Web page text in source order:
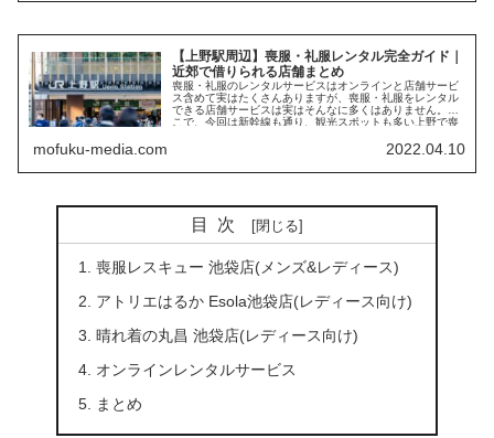
【上野駅周辺】喪服・礼服レンタル完全ガイド｜
近郊で借りられる店舗まとめ
喪服・礼服のレンタルサービスはオンラインと店舗サービ
ス含めて実はたくさんありますが、喪服・礼服をレンタル
できる店舗サービスは実はそんなに多くはありません。そ
こで、今回は新幹線も通り、観光スポットも多い上野で喪
mofuku-media.com 2022.04.10
目次
喪服レスキュー 池袋店(メンズ&レディース)
アトリエはるか Esola池袋店(レディース向け)
晴れ着の丸昌 池袋店(レディース向け)
オンラインレンタルサービス
まとめ